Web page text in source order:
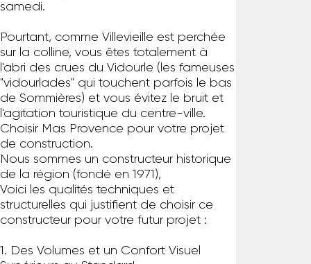
samedi.
Pourtant, comme Villevieille est perchée
sur la colline, vous êtes totalement à
l'abri des crues du Vidourle (les fameuses
"vidourlades" qui touchent parfois le bas
de Sommières) et vous évitez le bruit et
l'agitation touristique du centre-ville.
Choisir Mas Provence pour votre projet
de construction.
Nous sommes un constructeur historique
de la région (fondé en 1971),
Voici les qualités techniques et
structurelles qui justifient de choisir ce
constructeur pour votre futur projet :
1. Des Volumes et un Confort Visuel